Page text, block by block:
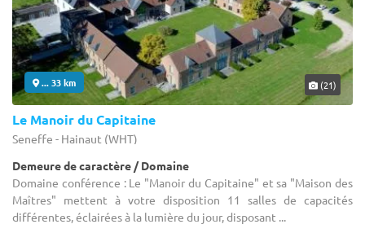
... 33 km (21)
Le Manoir du Capitaine
Seneffe - Hainaut (WHT)
Demeure de caractère / Domaine
Domaine conférence : Le "Manoir du Capitaine" et sa "Maison des
Maîtres" mettent à votre disposition 11 salles de capacités
différentes, éclairées à la lumière du jour, disposant ...